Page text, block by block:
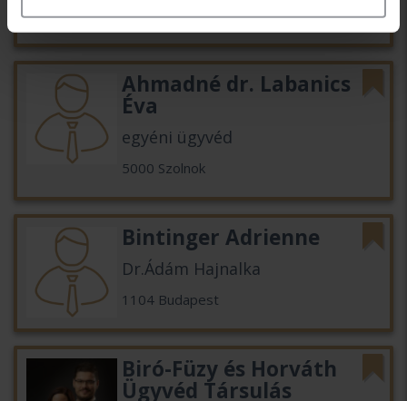
5000 Szolnok
Ahmadné dr. Labanics
Éva
egyéni ügyvéd
5000 Szolnok
Bintinger Adrienne
Dr.Ádám Hajnalka
1104 Budapest
Biró-Füzy és Horváth
Ügyvéd Társulás